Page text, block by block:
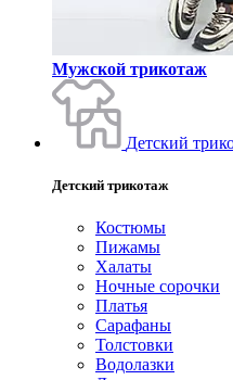
Мужской трикотаж
Детский
Детский трикотаж
Костюмы
Пижамы
Халаты
Ночные сорочки
Платья
Сарафаны
Толстовки
Водолазки